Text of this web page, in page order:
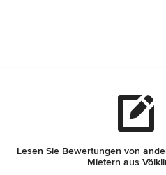
Lesen Sie Bewertungen von
Mietern aus